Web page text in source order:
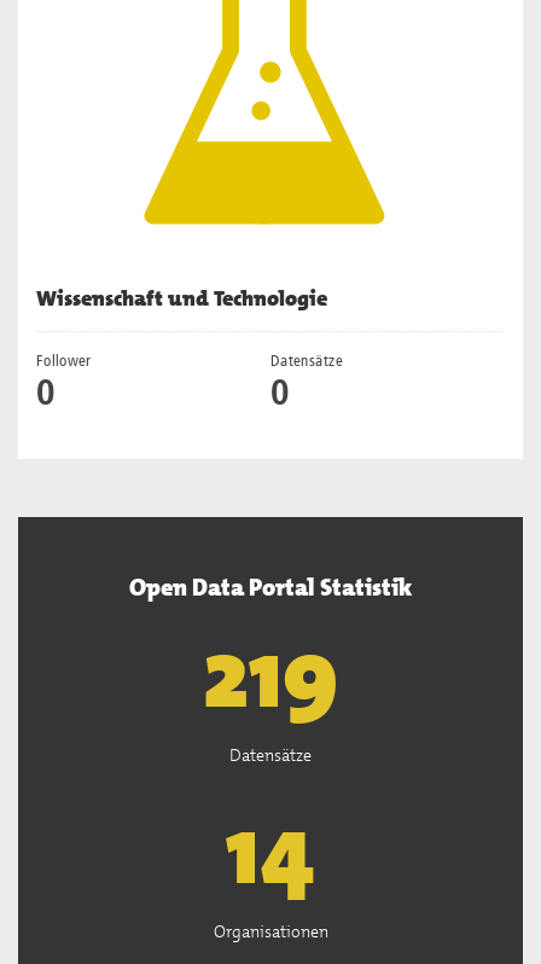
Wissenschaft und Technologie
Follower
0
Datensätze
0
Open Data Portal Statistik
221
Datensätze
15
Organisationen